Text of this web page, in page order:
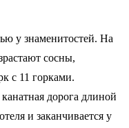
у знаменитостей. На
сосны,
с 11 горками.
дорога длиной
и заканчивается у